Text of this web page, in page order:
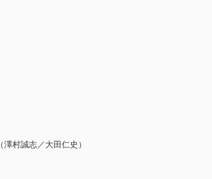
村誠志／大田仁史）